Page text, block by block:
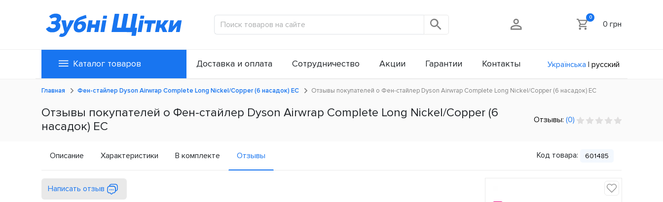
0
0 грн
Каталог товаров Доставка и оплата Сотрудничество Акции Гарантии Контакты Українська | русский
Главная Фен-стайлер Dyson Airwrap Complete Long Nickel/Copper (6 насадок) ЕС Отзывы покупателей о Фен-стайлер Dyson Airwrap Complete Long Nickel/Copper (6 насадок) ЕС
Отзывы покупателей о Фен-стайлер Dyson Airwrap Complete Long Nickel/Copper (6
насадок) ЕС
Отзывы: (0)
Описание Характеристики В комплекте Отзывы Код товара: 601485
Написать отзыв